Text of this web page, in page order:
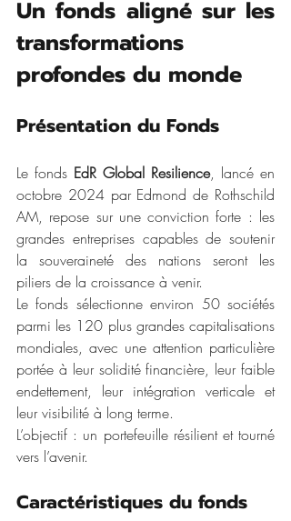
Un fonds aligné sur les
transformations
profondes du monde
Présentation du Fonds
Le fonds EdR Global Resilience, lancé en
octobre 2024 par Edmond de Rothschild
AM, repose sur une conviction forte : les
grandes entreprises capables de soutenir
la souveraineté des nations seront les
piliers de la croissance à venir.
Le fonds sélectionne environ 50 sociétés
parmi les 120 plus grandes capitalisations
mondiales, avec une attention particulière
portée à leur solidité financière, leur faible
endettement, leur intégration verticale et
leur visibilité à long terme.
L’objectif : un portefeuille résilient et tourné
vers l’avenir.
Caractéristiques du fonds